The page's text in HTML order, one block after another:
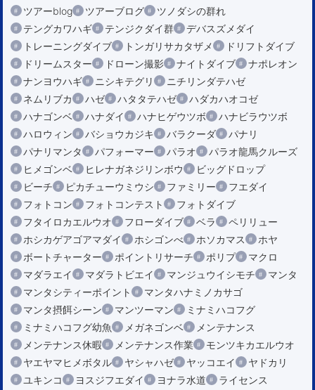
ツアーblog
ツアーブログ
ツノダシの群れ
テングカワハギ
テンジクダイ群
デバスズメダイ
トレーニングダイブ
トンガリサカタザメ
ドリフトダイブ
ドリームスター
ドローン撮影 ナイトダイブ
ナポレオン
ナンヨウハギ
ニシキテグリ
ニチリンダテハゼ
ネムリブカ
ハゼ ハタタテハゼ
ハダカハオコゼ
ハナゴンベ
ハナダイ ハナヒゲウツボ
ハナビラウツボ
ハロウィン
バショウカジキ バラクーダ
パナリ
パナリマンタ
パフォーマー パラオ
パラオ龍馬クルーズ
ヒメゴンベ
ヒレナガネジリンボウ
ビッグドロップ
ビーチ
ピカチューウミウシ ファミリー
フエダイ
フォトコン
フォトコンテスト
フォトダイブ
フタイロカエルウオ
フローダイブ ベラ
ペリリュー
ホシカゲアゴアマダイ
ホシゴンべ ホソカマス
ホヤ
ボートチャーター
ポイントリサーチ ポリプ
マクロ
マダラエイ
マダラトビエイ マンジュウイシモチ
マンタ
マンタシティーポイント
マンタハナミノカサゴ
マンタ摂餌シーン
マンツーマン
ミナミハコフグ
ミナミハコフグ幼魚
メガネゴンベ
メンテナンス
メンテナンス休暇
メンテナンス作業
モンツキカエルウオ
ヤエヤマヒメボタル
ヤシャハゼ ヤッコエイ
ヤドカリ
ユキンコ
ヨスジフエダイ ヨナラ水道
ライセンス